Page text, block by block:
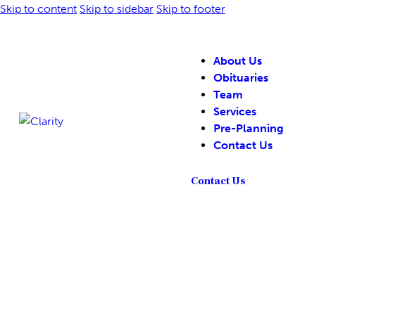
Skip to content Skip to sidebar Skip to footer
About Us
Obituaries
Team
Services
Pre-Planning
Contact Us
Contact Us